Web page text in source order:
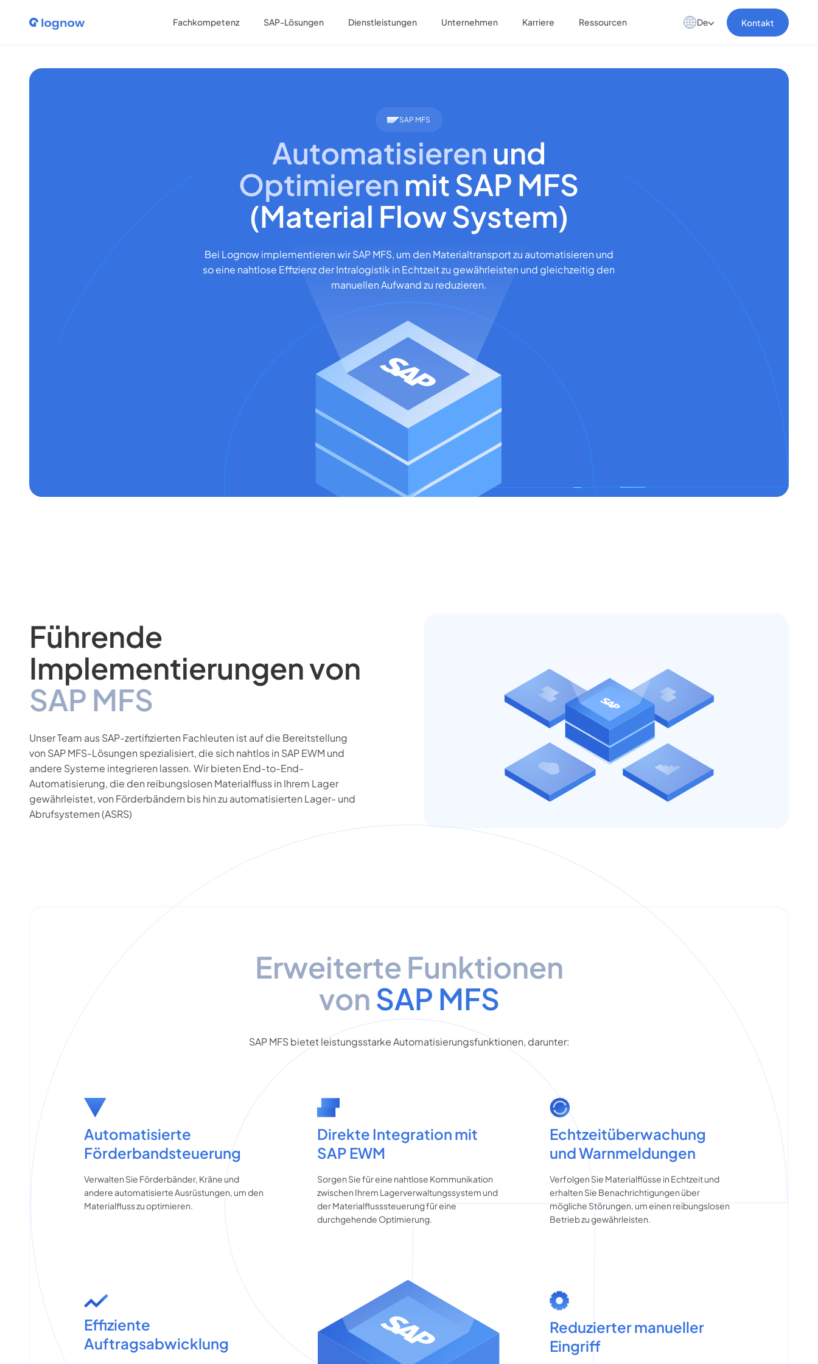
Fachkompetenz SAP-Lösungen Dienstleistungen Unternehmen Karriere Ressourcen De Kontakt
SAP MFS
Automatisierenund
Optimieren mit SAP MFS
(Material Flow System)
Bei Lognow implementieren wir SAP MFS, um den Materialtransport zu automatisieren und
so eine nahtlose Effizienz der Intralogistik in Echtzeit zu gewährleisten und gleichzeitig den
manuellen Aufwand zu reduzieren.
Führende
Implementierungen von
SAP MFS
Unser Team aus SAP-zertifizierten Fachleuten ist auf die Bereitstellung
von SAP MFS-Lösungen spezialisiert, die sich nahtlos in SAP EWM und
andere Systeme integrieren lassen. Wir bieten End-to-End-
Automatisierung, die den reibungslosen Materialfluss in Ihrem Lager
gewährleistet, von Förderbändern bis hin zu automatisierten Lager- und
Abrufsystemen (ASRS)
Erweiterte Funktionen
vonSAP MFS
SAP MFS bietet leistungsstarke Automatisierungsfunktionen, darunter:
Automatisierte
Förderbandsteuerung
Verwalten Sie Förderbänder, Kräne und
andere automatisierte Ausrüstungen, um den
Materialfluss zu optimieren.
Direkte Integration mit
SAP EWM
Sorgen Sie für eine nahtlose Kommunikation
zwischen Ihrem Lagerverwaltungssystem und
der Materialflusssteuerung für eine
durchgehende Optimierung.
Echtzeitüberwachung
und Warnmeldungen
Verfolgen Sie Materialflüsse in Echtzeit und
erhalten Sie Benachrichtigungen über
mögliche Störungen, um einen reibungslosen
Betrieb zu gewährleisten.
Effiziente
Auftragsabwicklung
Reduzierter manueller
Eingriff